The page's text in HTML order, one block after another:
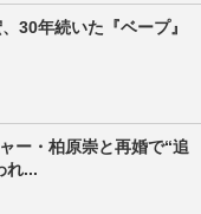
30年続いた『ベープ』
ー・柏原崇と再婚で“追
れ...